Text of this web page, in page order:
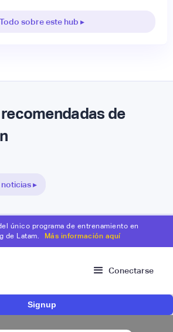
Todo sobre este hub ▸
de
▸
único programa de entrenamiento en
de Latam.
Más información aquí
Conectarse
Signup